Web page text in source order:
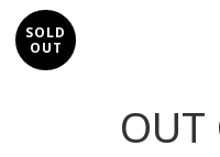
SOLD
OUT
OUT